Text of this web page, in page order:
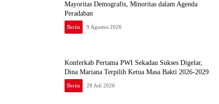
Mayoritas Demografis, Minoritas dalam Agenda
Peradaban
Berita 9 Agustus 2026
Konferkab Pertama PWI Sekadau Sukses Digelar,
Dina Mariana Terpilih Ketua Masa Bakti 2026-2029
Berita 28 Juli 2026